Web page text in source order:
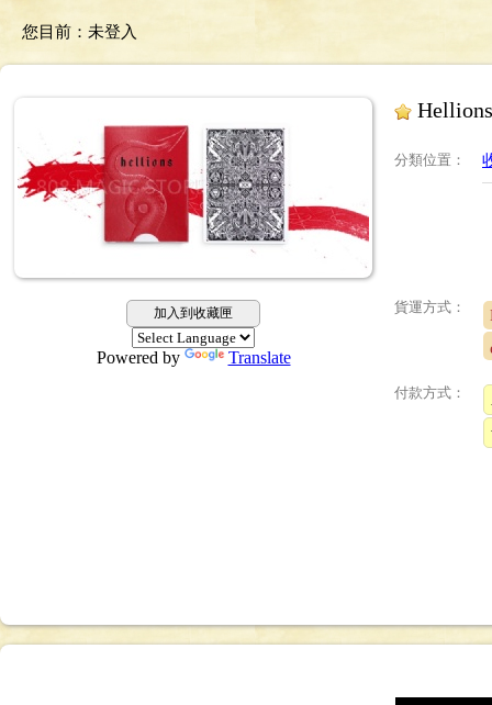
您目前： 未登入
加入到收藏匣
Powered by Translate
分類位置 ：
貨運方式：
付款方式：